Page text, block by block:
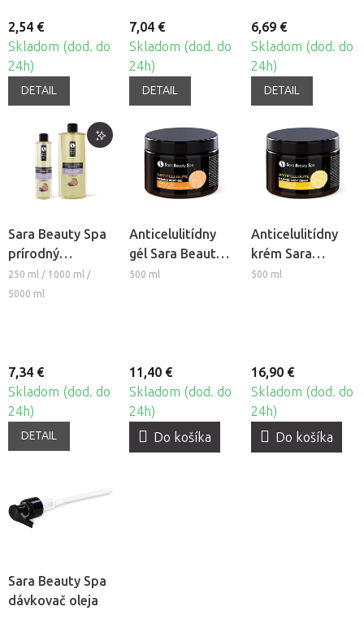
2,54 €
Skladom (dod. do
24h)
DETAIL
7,04 €
Skladom (dod. do
24h)
DETAIL
6,69 €
Skladom (dod. do
24h)
DETAIL
Sara Beauty Spa
prírodný
rastlinný
masážny olej -
250 ml / 1000 ml /
5000 ml
7,34 €
Skladom (dod. do
24h)
DETAIL
Anticelulitídny
gél Sara Beauty
Spa
500 ml
11,40 €
Skladom (dod. do
24h)
Do košíka
Anticelulitídny
krém Sara
Beauty Spa
500 ml
16,90 €
Skladom (dod. do
24h)
Do košíka
Sara Beauty Spa
dávkovač oleja